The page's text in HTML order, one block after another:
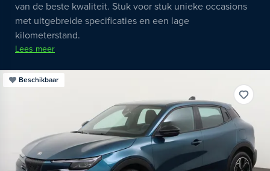
van de beste kwaliteit. Stuk voor stuk unieke occasions
met uitgebreide specificaties en een lage
kilometerstand.
Lees meer
Beschikbaar